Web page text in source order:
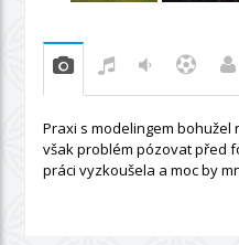
Praxi s modelingem bohužel
však problém pózovat před
práci vyzkoušela a moc by